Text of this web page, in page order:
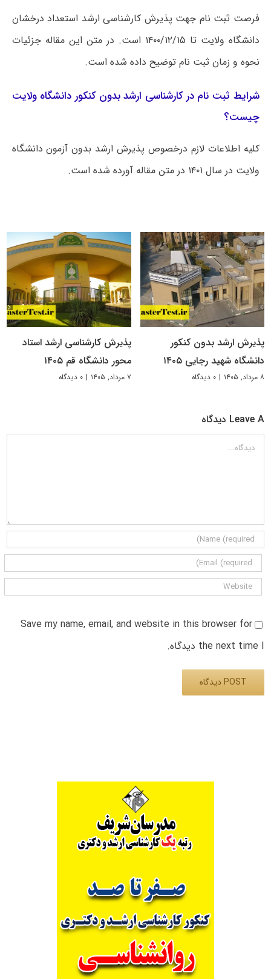
فرصت ثبت نام جهت پذیرش کارشناسی ارشد استعداد درخشان
دانشگاه ولایت تا ۱۴۰۰/۱۲/۱۵ است. در متن این مقاله جزئیات
نحوه و زمان ثبت نام توضیح داده شده است.
شرایط ثبت نام در کارشناسی ارشد بدون کنکور دانشگاه ولایت
چیست؟
کلیه اطلاعات لازم درخصوص پذیرش ارشد بدون آزمون دانشگاه
ولایت در سال ۱۴۰۱ در متن مقاله آورده شده است.
پذیرش ارشد بدون کنکور
دانشگاه شهید رجایی ۱۴۰۵
۸ مرداد, ۱۴۰۵ | ۰ دیدگاه
پذیرش کارشناسی ارشد استاد
محور دانشگاه قم ۱۴۰۵
۷ مرداد, ۱۴۰۵ | ۰ دیدگاه
Leave A دیدگاه
دیدگاه
Save my name, email, and website in this browser for
the next time I دیدگاه.